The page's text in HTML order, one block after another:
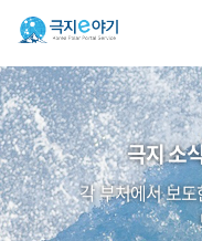
극지 소
각 부처에서 보